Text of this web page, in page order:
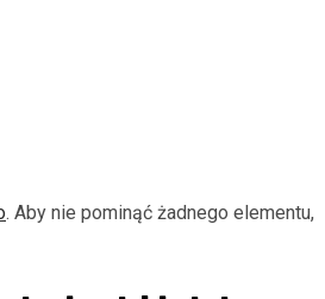
. Aby nie pominąć żadnego elementu,